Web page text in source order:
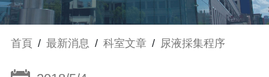
首頁 / 最新消息 / 科室文章 / 尿液採集程序